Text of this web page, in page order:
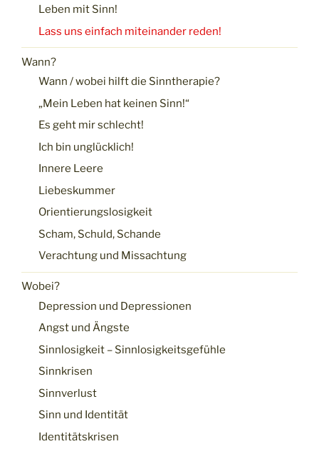
Leben mit Sinn!
Lass uns einfach miteinander reden!
Wann?
Wann / wobei hilft die Sinntherapie?
„Mein Leben hat keinen Sinn!“
Es geht mir schlecht!
Ich bin unglücklich!
Innere Leere
Liebeskummer
Orientierungslosigkeit
Scham, Schuld, Schande
Verachtung und Missachtung
Wobei?
Depression und Depressionen
Angst und Ängste
Sinnlosigkeit – Sinnlosigkeitsgefühle
Sinnkrisen
Sinnverlust
Sinn und Identität
Identitätskrisen